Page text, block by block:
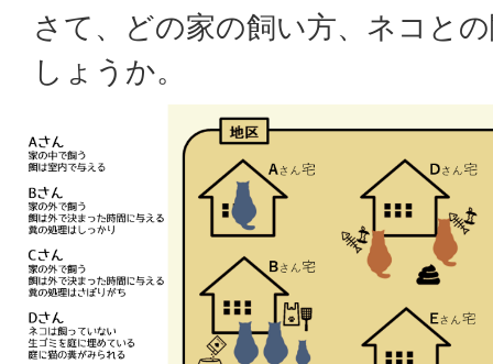
さて、どの家の飼い方、ネコと
しょうか。